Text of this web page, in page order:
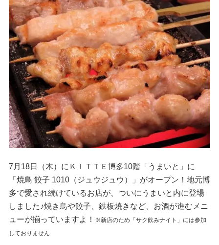
7月18日（木）にＫＩＴＴＥ博多10階「うまいと」に
「焼鳥 餃子 1010（ジュウジュウ）」がオープン！地元博
多で愛され続けているお店が、ついにうまいと内に登場
しました♪焼き鳥や餃子、鉄板焼きなど、お酒が進むメニ
ューが揃っていますよ！ ※新店のため「サク飲みナイト」には参加
しておりません